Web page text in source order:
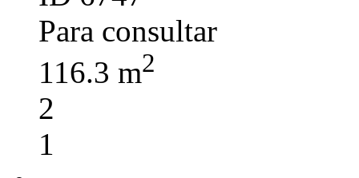
Para consultar
116.3 m2
2
1